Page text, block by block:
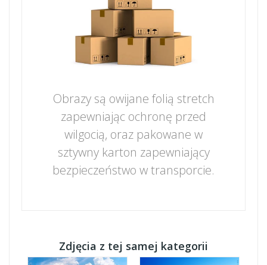
Obrazy są owijane folią stretch
zapewniając ochronę przed
wilgocią, oraz pakowane w
sztywny karton zapewniający
bezpieczeństwo w transporcie.
Zdjęcia z tej samej kategorii